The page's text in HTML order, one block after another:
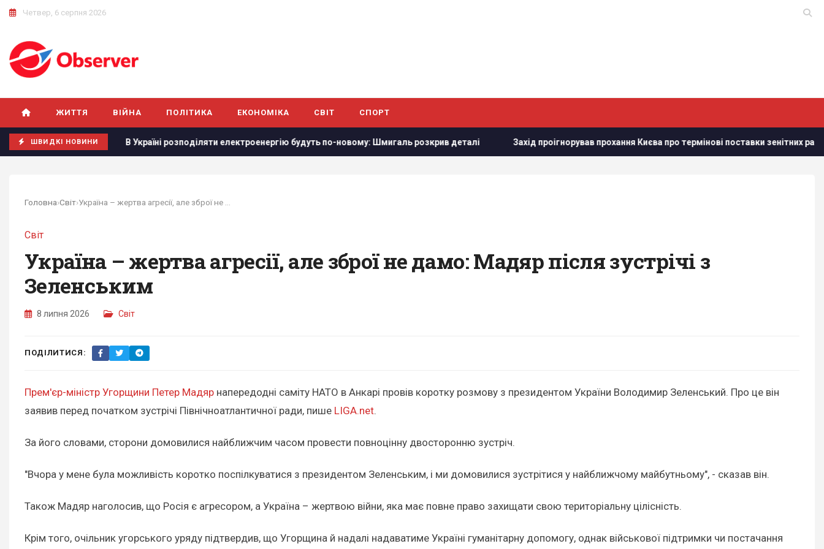
Четвер, 6 серпня 2026
ЖИТТЯ ВІЙНА ПОЛІТИКА ЕКОНОМІКА СВІТ СПОРТ
ШВИДКІ НОВИНИ
8 серпня В Україні розподіляти електроенергію будуть по-новому: Шмигаль розкрив деталі Захід проігнорував прохання Києва про термінові поставки зенітних ракет, - NYT
Головна›Світ›
Світ
Україна – жертва агресії, але зброї не дамо: Мадяр після зустрічі з
Зеленським
8 липня 2026 Світ
ПОДІЛИТИСЯ:
Прем'єр-міністр Угорщини Петер Мадяр напередодні саміту НАТО в Анкарі провів коротку розмову з президентом України Володимир Зеленський. Про це він
заявив перед початком зустрічі Північноатлантичної ради, пише LIGA.net.
За його словами, сторони домовилися найближчим часом провести повноцінну двосторонню зустріч.
"Вчора у мене була можливість коротко поспілкуватися з президентом Зеленським, і ми домовилися зустрітися у найближчому майбутньому", - сказав він.
Також Мадяр наголосив, що Росія є агресором, а Україна – жертвою війни, яка має повне право захищати свою територіальну цілісність.
Крім того, очільник угорського уряду підтвердив, що Угорщина й надалі надаватиме Україні гуманітарну допомогу, однак військової підтримки чи постачання